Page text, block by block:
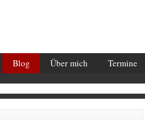
Blog Über mich Termine